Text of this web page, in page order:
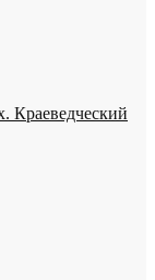
Краеведческий